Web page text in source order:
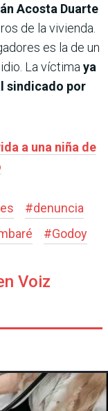
Acosta Duarte
de la vivienda.
es la de un
La víctima ya
sindicado por
a una niña de
#denuncia
#Godoy
Voiz